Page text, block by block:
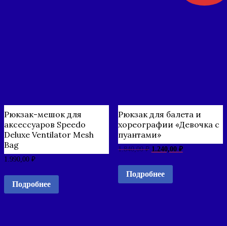
Рюкзак-мешок для
аксессуаров Speedo
Deluxe Ventilator Mesh
Bag
1.990,00 ₽
Подробнее
Рюкзак для балета и
хореографии «Девочка с
пуантами»
1.840,00₽ 1.240,00 ₽
Подробнее